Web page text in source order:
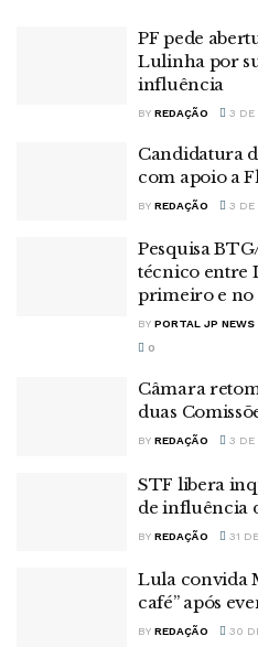
PF pede
Lulinha por
influência
BY REDAÇÃO 3 DE
Candidatura
com apoio a
BY REDAÇÃO 3 DE
Pesquisa
técnico entre
primeiro e no
BY PORTAL JP NEWS
0
Câmara
duas
BY REDAÇÃO 3 DE
STF libera
de influência
BY REDAÇÃO 31
Lula convida
café” após
BY REDAÇÃO 30